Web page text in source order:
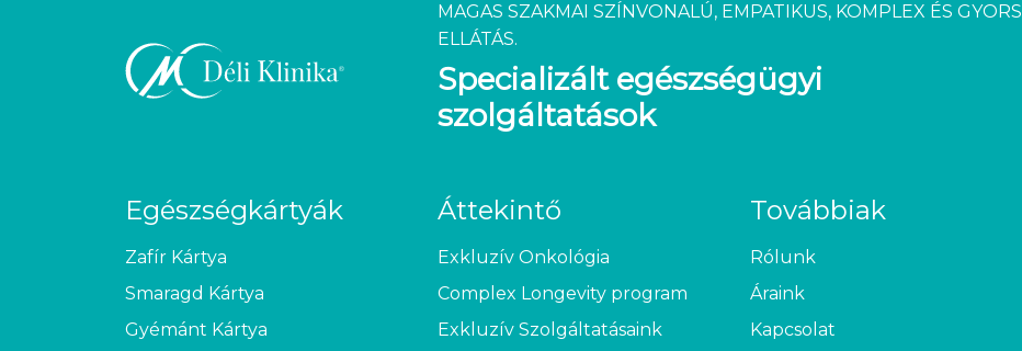
MAGAS SZAKMAI SZÍNVONALÚ, EMPATIKUS, KOMPLEX ÉS GYORS
ELLÁTÁS.
Specializált egészségügyi
szolgáltatások
Egészségkártyák
Zafír Kártya
Smaragd Kártya
Gyémánt Kártya
Áttekintő
Exkluzív Onkológia
Complex Longevity program
Exkluzív Szolgáltatásaink
Továbbiak
Rólunk
Áraink
Kapcsolat